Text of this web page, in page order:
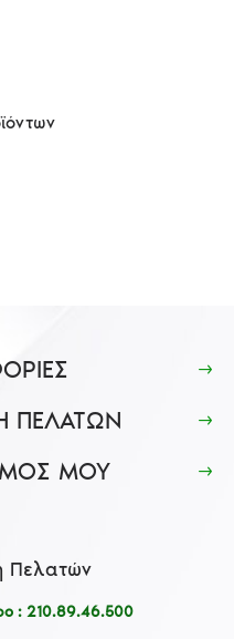
ΠΕΛΑΤΩΝ
ΜΟΥ
Πελατών
: 210.89.46.500